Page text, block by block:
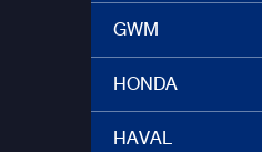
GWM
HONDA
HAVAL